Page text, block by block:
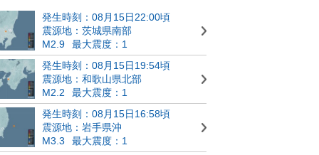
発生時刻：08月15日22:00頃
震源地：茨城県南部
M2.9
最大震度：1
発生時刻：08月15日19:54頃
震源地：和歌山県北部
M2.2
最大震度：1
発生時刻：08月15日16:58頃
震源地：岩手県沖
M3.3
最大震度：1